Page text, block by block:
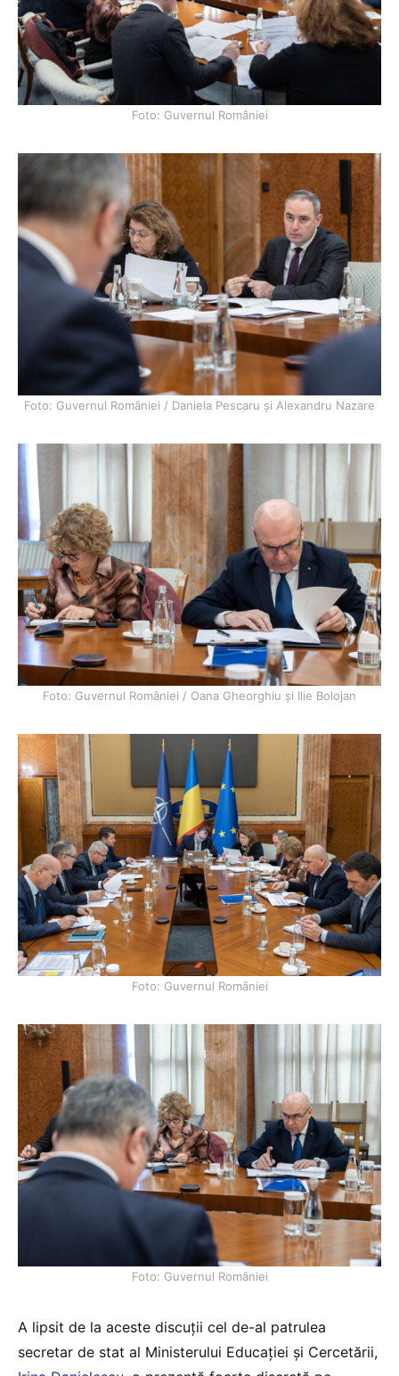
Foto: Guvernul României
Foto: Guvernul României / Daniela Pescaru și Alexandru Nazare
Foto: Guvernul României / Oana Gheorghiu și Ilie Bolojan
Foto: Guvernul României
Foto: Guvernul României
A lipsit de la aceste discuții cel de-al patrulea
secretar de stat al Ministerului Educației și Cercetării,